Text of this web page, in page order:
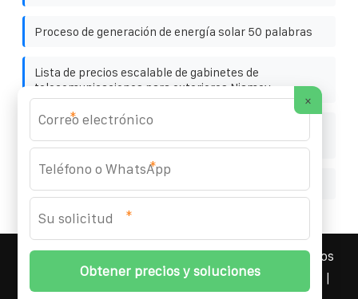
Proceso de generación de energía solar 50 palabras
Lista de precios escalable de gabinetes de
telecomunicaciones para exteriores Niamey
¿Qué marcas de gabinetes para baterías son buenas
para usar
YOUFOTO INDUSTRIAL SOLAR
2026 Todos los
derechos reservados. | Teléfono:+34 91 527 43 18
×
*
*
*